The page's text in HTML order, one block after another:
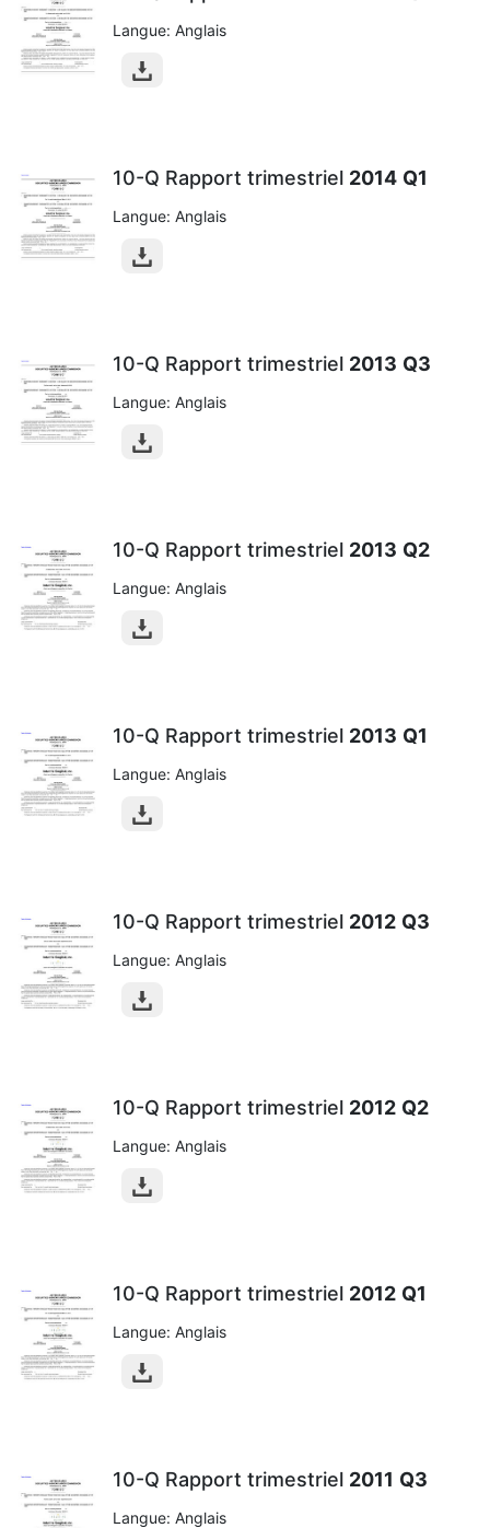
Langue: Anglais
10-Q Rapport trimestriel 2014 Q1
Langue: Anglais
10-Q Rapport trimestriel 2013 Q3
Langue: Anglais
10-Q Rapport trimestriel 2013 Q2
Langue: Anglais
10-Q Rapport trimestriel 2013 Q1
Langue: Anglais
10-Q Rapport trimestriel 2012 Q3
Langue: Anglais
10-Q Rapport trimestriel 2012 Q2
Langue: Anglais
10-Q Rapport trimestriel 2012 Q1
Langue: Anglais
10-Q Rapport trimestriel 2011 Q3
Langue: Anglais